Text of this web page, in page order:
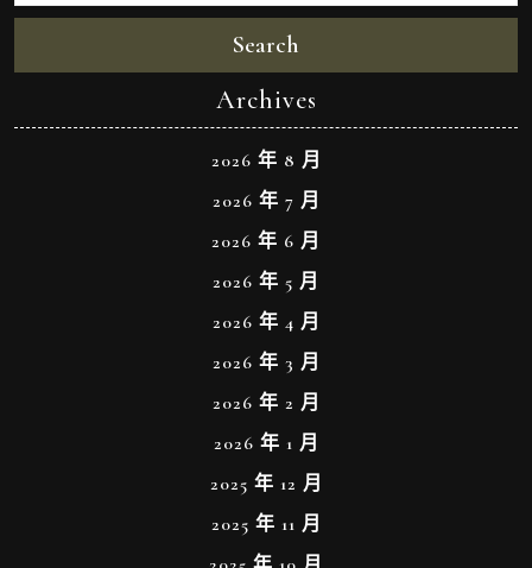
Search
Archives
2026 年 8 月
2026 年 7 月
2026 年 6 月
2026 年 5 月
2026 年 4 月
2026 年 3 月
2026 年 2 月
2026 年 1 月
2025 年 12 月
2025 年 11 月